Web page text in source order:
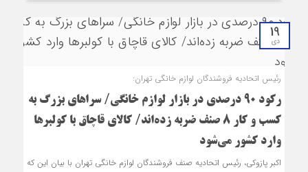
19
دی
رئیس اتحادیه فروشندگان لوازم خانگی تهران:
رکود ۹۰ درصدی در بازار لوازم خانگی/ سراهای بزرگ به
کسب و کار ۸ صنف ضربه زده‌اند/ کالای قاچاق با کولبرها
وارد کشور می‌شود
اکبر پازوکی، رئیس اتحادیه صنف فروشندگان لوازم خانگی تهران با بیان این که